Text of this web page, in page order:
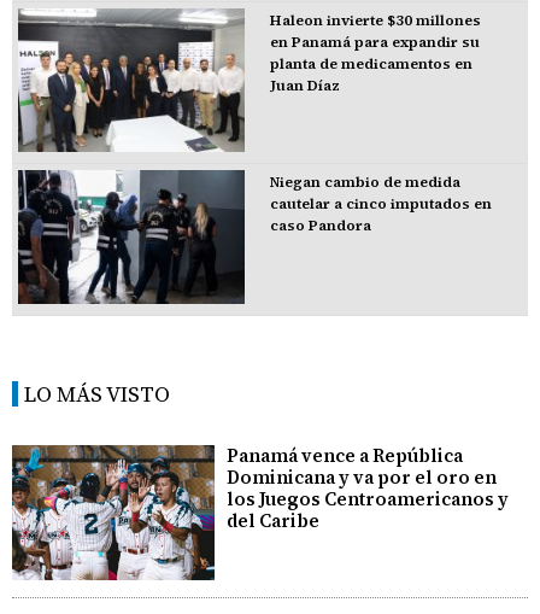
Haleon invierte $30 millones
en Panamá para expandir su
planta de medicamentos en
Juan Díaz
Niegan cambio de medida
cautelar a cinco imputados en
caso Pandora
LO MÁS VISTO
Panamá vence a República
Dominicana y va por el oro en
los Juegos Centroamericanos y
del Caribe